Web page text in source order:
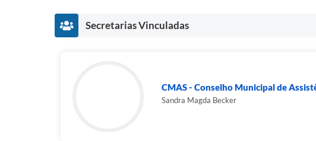
Secretarias Vinculadas
CMAS - Conselho Municipal de
Sandra Magda Becker